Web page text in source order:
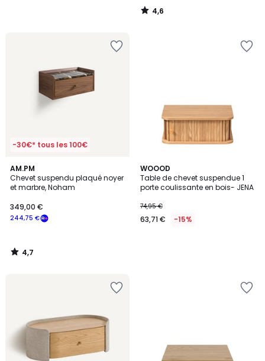
4,6
/
-30€* tous les 100€
AM.PM
Chevet suspendu plaqué noyer
et marbre, Noham
244,75 €
349,00 €
4,7
/ 5
4,7
/
WOOOD
Table de chevet suspendue 1
porte coulissante en bois- JENA
74,95 €
63,71 € -15%